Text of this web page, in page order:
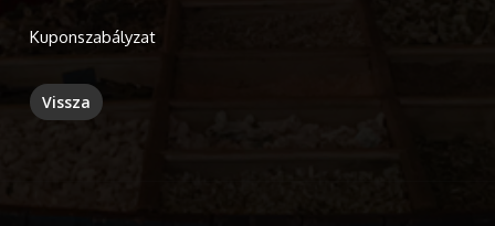
Kuponszabályzat